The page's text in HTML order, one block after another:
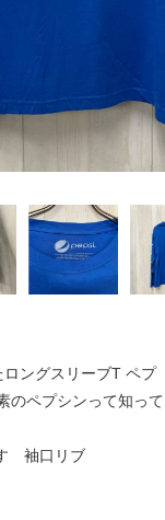
ングスリーブT ペプ
のペプシンって知って
袖口リブ